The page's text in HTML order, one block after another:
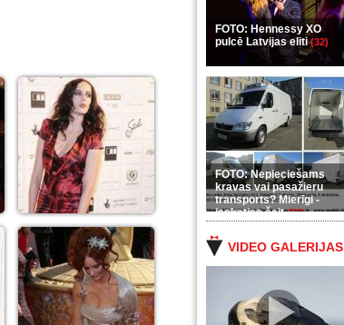
FOTO: Hennessy XO
pulcē Latvijas eliti(32)
FOTO: Nepieciešams
kravas vai pasažieru
transports? Mierīgi -
ieskaties šeit(35)
VIDEO GALERIJAS